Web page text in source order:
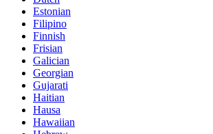
Estonian
Filipino
Finnish
Frisian
Galician
Georgian
Gujarati
Haitian
Hausa
Hawaiian